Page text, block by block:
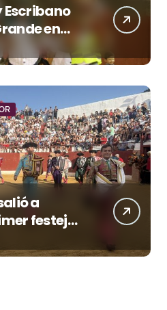
Escribano
en
Azuaga
a
festejo